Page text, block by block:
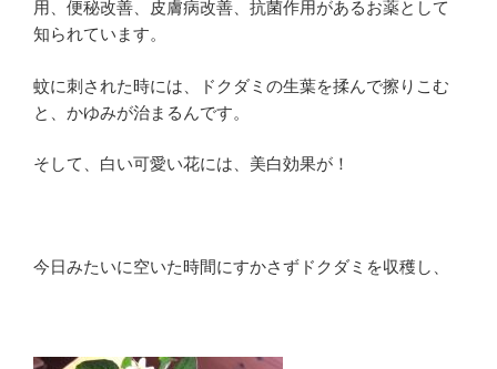
用、便秘改善、皮膚病改善、抗菌作用があるお薬として
知られています。
蚊に刺された時には、ドクダミの生葉を揉んで擦りこむ
と、かゆみが治まるんです。
そして、白い可愛い花には、美白効果が！
今日みたいに空いた時間にすかさずドクダミを収穫し、